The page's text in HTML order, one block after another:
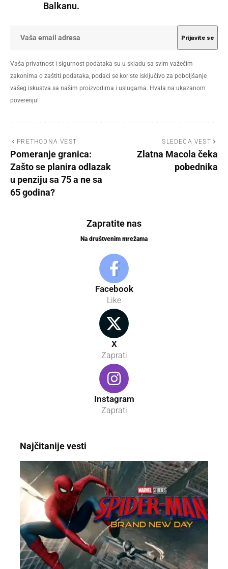
Balkanu.
Vaša privatnost i sigurnost podataka su u skladu sa svim važećim
zakonima o zaštiti podataka, podaci se koriste isključivo za poboljšanje
vašeg iskustva sa našim proizvodima i uslugama. Hvala na ukazanom
poverenju!
PRETHODNA VEST
Pomeranje granica:
Zašto se planira odlazak
u penziju sa 75 a ne sa
65 godina?
SLEDEĆA VEST
Zlatna Macola čeka
pobednika
Zapratite nas
Na društvenim mrežama
Facebook
Like
X
Zaprati
Instagram
Zaprati
Najčitanije vesti